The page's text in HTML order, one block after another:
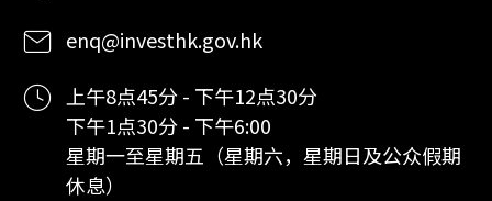
enq@investhk.gov.hk
上午8点45分 - 下午12点30分
下午1点30分 - 下午6:00
星期一至星期五（星期六，星期日及公众假期
休息）